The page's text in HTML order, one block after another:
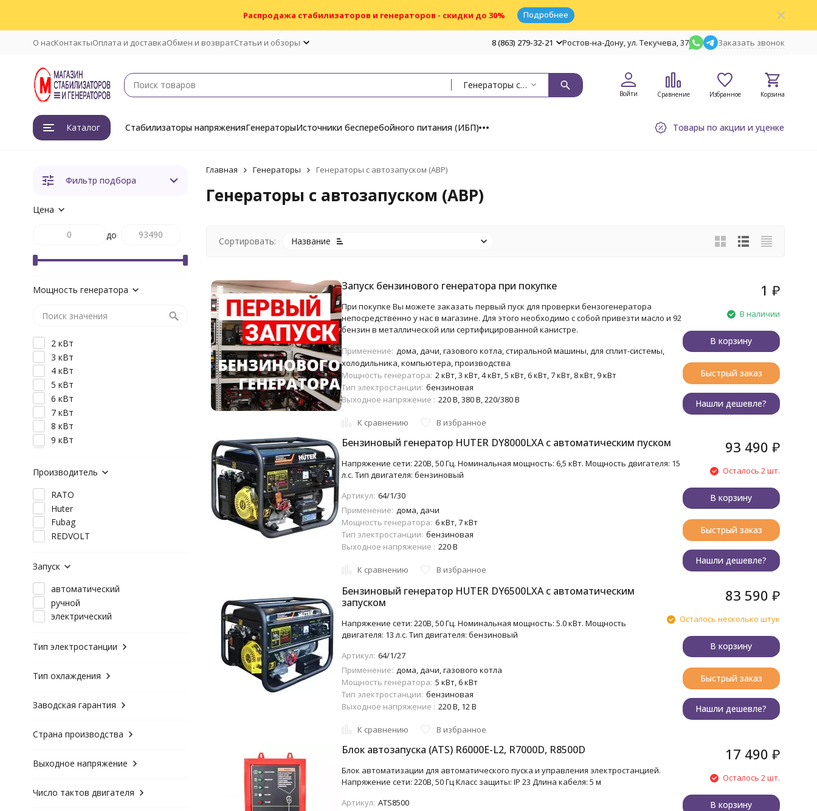
Распродажа стабилизаторов и генераторов - скидки до 30% Подробнее
О насКонтактыОплата и доставкаОбмен и возвратСтатьи и обзоры 8 (863) 279-32-21 Ростов-на-Дону, ул. Текучева, 37 Заказать звонок
Генераторы с автозапуском (АВР)
Войти Сравнение Избранное Корзина
Каталог Стабилизаторы напряженияГенераторыИсточники бесперебойного питания (ИБП) Товары по акции и уценке
Главная Генераторы Генераторы с автозапуском (АВР)
Генераторы с автозапуском (АВР)
Сортировать: Название
Запуск бензинового генератора при покупке
При покупке Вы можете заказать первый пуск для проверки бензогенератора
непосредственно у нас в магазине. Для этого необходимо с собой привезти масло и 92
бензин в металлической или сертифицированной канистре.
Применение: дома, дачи, газового котла, стиральной машины, для сплит-системы,
холодильника, компьютера, производства
Мощность генератора: 2 кВт, 3 кВт, 4 кВт, 5 кВт, 6 кВт, 7 кВт, 8 кВт, 9 кВт
Тип электростанции: бензиновая
Выходное напряжение : 220 В, 380 В, 220/380 В
К сравнению В избранное
1 ₽
В наличии
В корзину
Быстрый заказ
Нашли дешевле?
Бензиновый генератор HUTER DY8000LXA с автоматическим пуском
Напряжение сети: 220В, 50 Гц. Номинальная мощность: 6,5 кВт. Мощность двигателя: 15
л.с. Тип двигателя: бензиновый
Артикул: 64/1/30
Применение: дома, дачи
Мощность генератора: 6 кВт, 7 кВт
Тип электростанции: бензиновая
Выходное напряжение : 220 В
К сравнению В избранное
93 490 ₽
Осталось 2 шт.
В корзину
Быстрый заказ
Нашли дешевле?
Бензиновый генератор HUTER DY6500LXA с автоматическим
запуском
Напряжение сети: 220В, 50 Гц. Номинальная мощность: 5.0 кВт. Мощность
двигателя: 13 л.с. Тип двигателя: бензиновый
Артикул: 64/1/27
Применение: дома, дачи, газового котла
Мощность генератора: 5 кВт, 6 кВт
Тип электростанции: бензиновая
Выходное напряжение : 220 В, 12 В
К сравнению В избранное
83 590 ₽
Осталось несколько штук
В корзину
Быстрый заказ
Нашли дешевле?
Блок автозапуска (ATS) R6000E-L2, R7000D, R8500D
Блок автоматизации для автоматического пуска и управления электростанцией.
Напряжение сети: 220В, 50 Гц Класс защиты: IP 23 Длина кабеля: 5 м
Артикул: ATS8500
17 490 ₽
Осталось 2 шт.
В корзину
Фильтр подбора
Цена
до
Мощность генератора
2 кВт
3 кВт
4 кВт
5 кВт
6 кВт
7 кВт
8 кВт
9 кВт
Производитель
RATO
Huter
Fubag
REDVOLT
Запуск
автоматический
ручной
электрический
Тип электростанции
Тип охлаждения
Заводская гарантия
Страна производства
Выходное напряжение
Число тактов двигателя